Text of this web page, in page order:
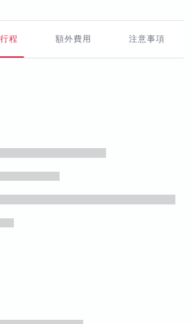
程 額外費用 注意事項